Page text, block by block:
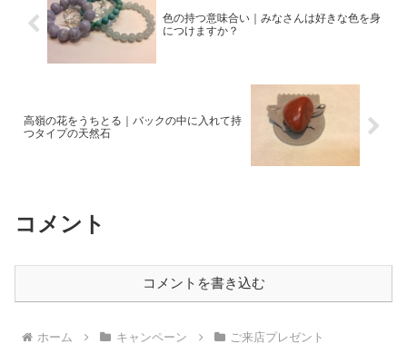
色の持つ意味合い｜みなさんは好きな色を身
につけますか？
高嶺の花をうちとる｜バックの中に入れて持
つタイプの天然石
コメント
コメントを書き込む
ホーム キャンペーン ご来店プレゼント